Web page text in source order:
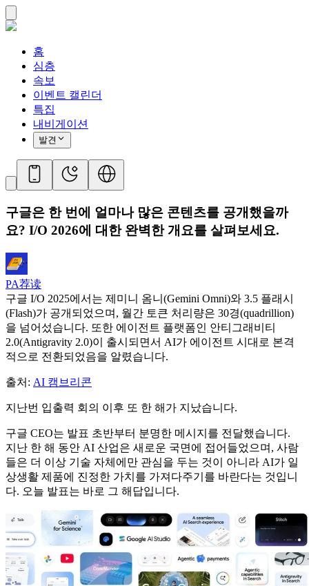
홈
심층
속보
이벤트 캘린더
특집
내비게이션
발견
구글은 한 번에 얼마나 많은 콘텐츠를 공개했을까
요? I/O 2026에 대한 완벽한 개요를 살펴보세요.
PA荐读
구글 I/O 2025에서는 제미니 옴니(Gemini Omni)와 3.5 플래시
(Flash)가 공개되었으며, 월간 토큰 처리량은 30경(quadrillion)
을 넘어섰습니다. 또한 에이전트 플랫폼인 안티그래비티
2.0(Antigravity 2.0)이 출시되면서 AI가 에이전트 시대로 본격
적으로 전환되었음을 알렸습니다.
출처: AI 캠브리콘
지난번 입출력 회의 이후 또 한 해가 지났습니다.
구글 CEO는 발표 초반부터 분명한 메시지를 전달했습니다.
지난 한 해 동안 AI 산업은 새로운 국면에 접어들었으며, 사람
들은 더 이상 기술 자체에만 관심을 두는 것이 아니라 AI가 일
상생활 제품에 진정한 가치를 가져다주기를 바란다는 것입니
다. 오늘 발표는 바로 그 해답입니다.